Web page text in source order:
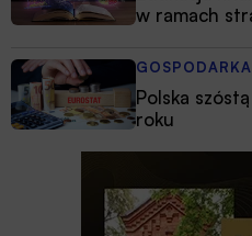
w ramach
GOSPODARKA
Polska
roku